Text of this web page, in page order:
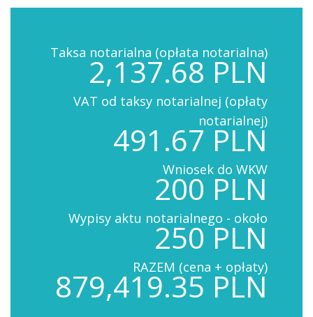
Taksa notarialna (opłata notarialna)
2,137.68 PLN
VAT od taksy notarialnej (opłaty
notarialnej)
491.67 PLN
Wniosek do WKW
200 PLN
Wypisy aktu notarialnego - około
250 PLN
RAZEM (cena + opłaty)
879,419.35 PLN